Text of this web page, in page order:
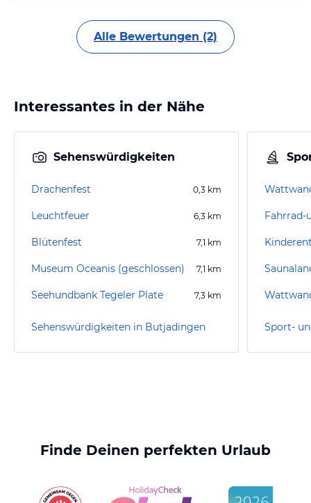
Alle Bewertungen (2)
Interessantes in der Nähe
Sehenswürdigkeiten
Drachenfest 0,3 km
Leuchtfeuer 6,3 km
Blütenfest 7,1 km
Museum Oceanis (geschlossen) 7,1 km
Seehundbank Tegeler Plate 7,3 km
Sehenswürdigkeiten in Butjadingen
Finde Deinen perfekten Urlaub